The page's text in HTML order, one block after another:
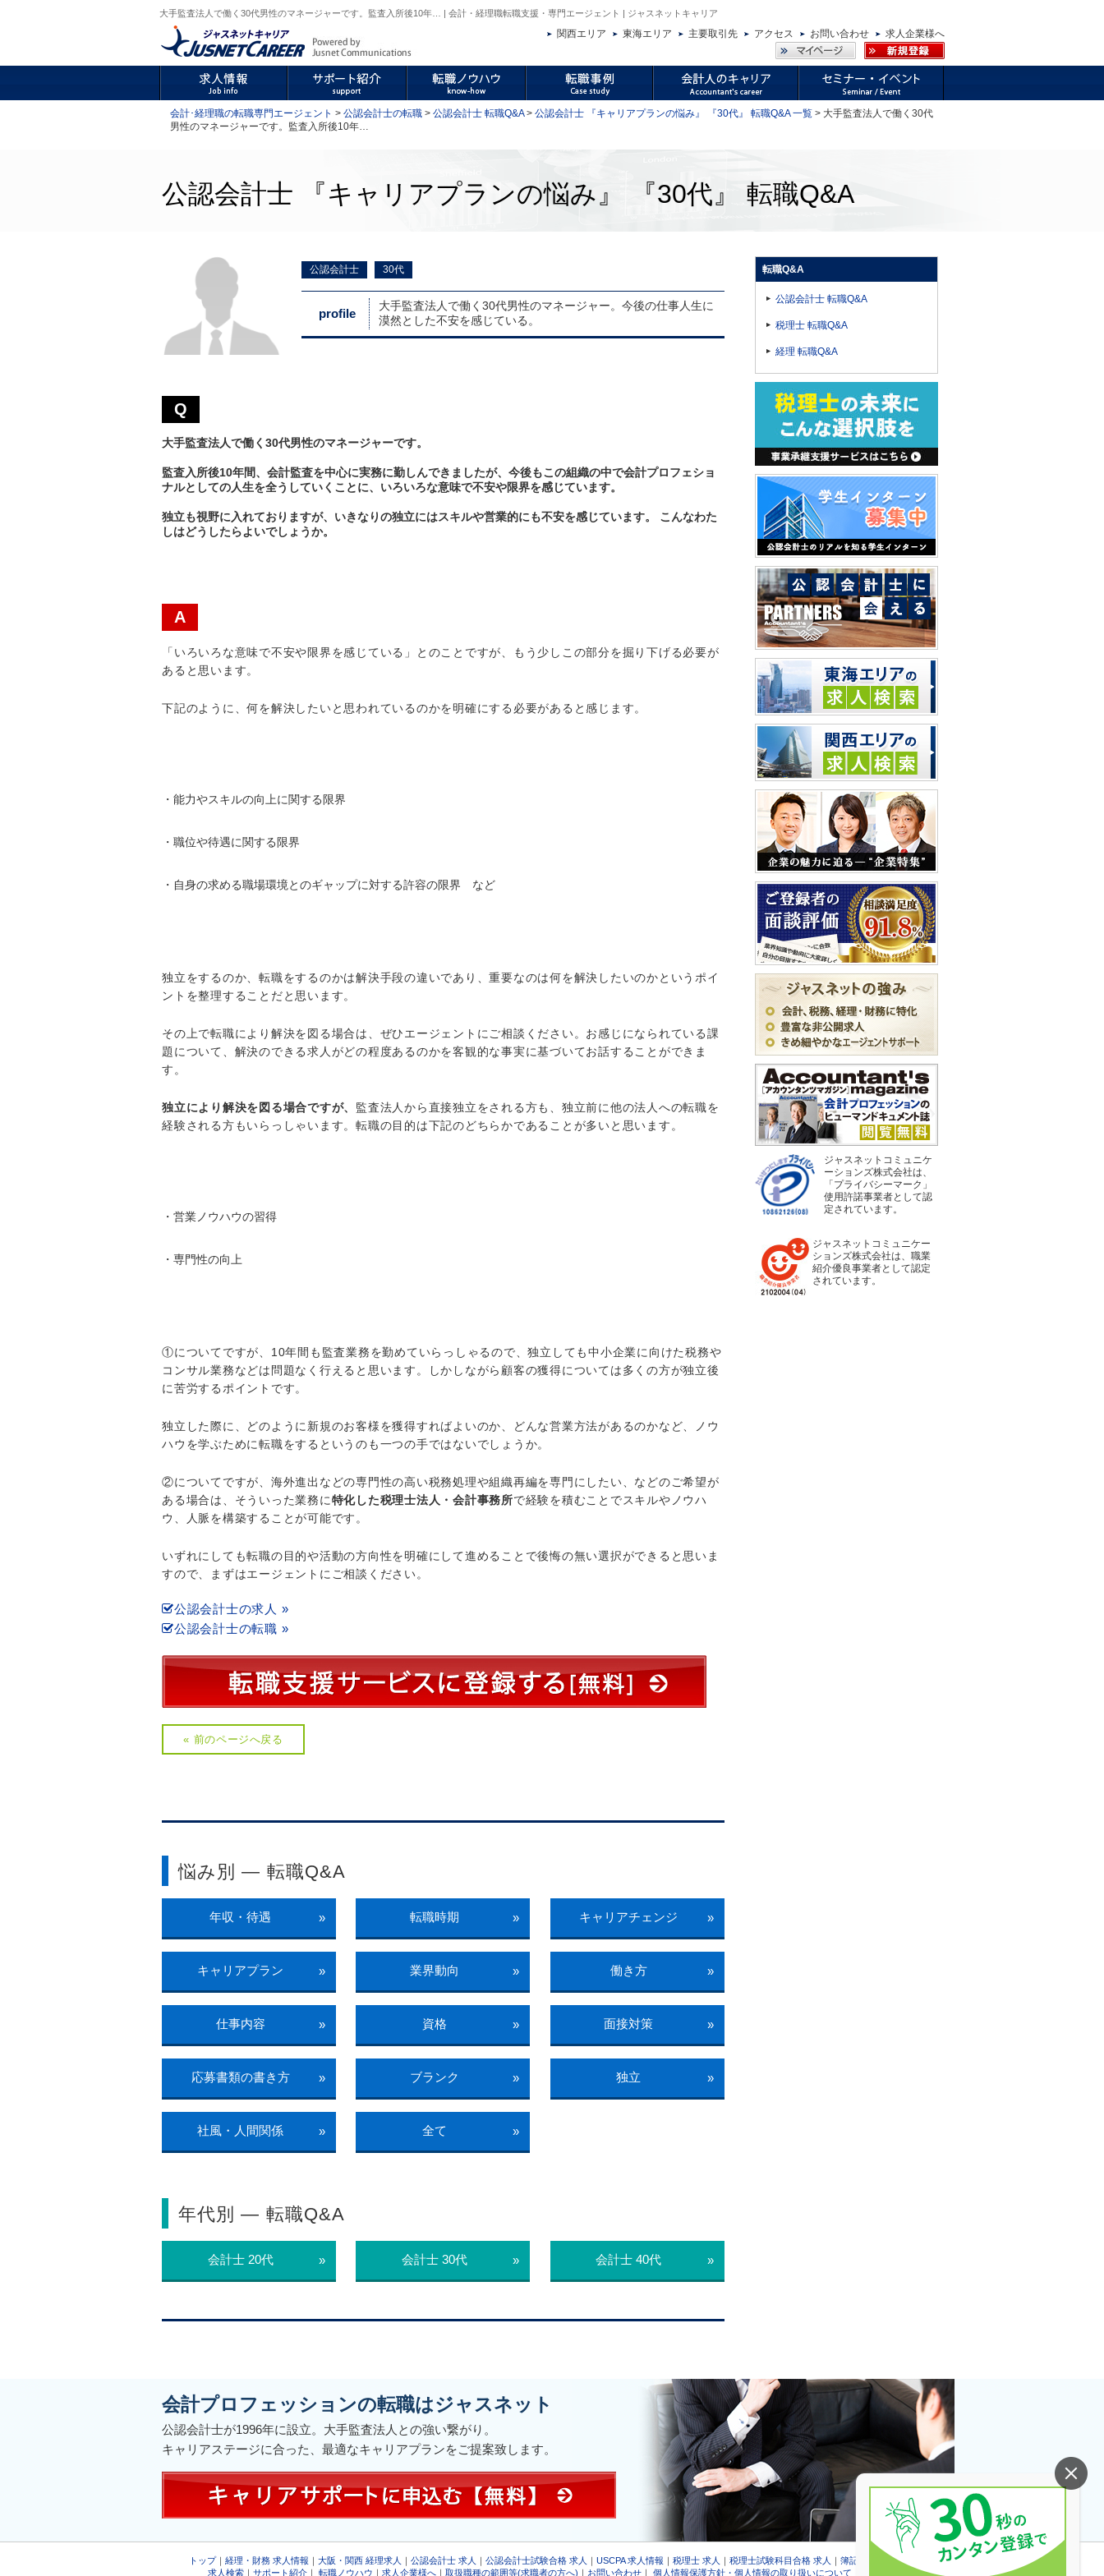
大手監査法人で働く30代男性のマネージャーです。監査入所後10年… | 会計・経理職転職支援・専門エージェント | ジャスネットキャリア
求人企業様へ
お問い合わせ
アクセス
主要取引先
東海エリア
関西エリア
会計･経理職の転職専門エージェント > 公認会計士の転職 > 公認会計士 転職Q&A> 公認会計士 『キャリアプランの悩み』 『30代』 転職Q&A 一覧 > 大手監査法人で働く30代
男性のマネージャーです。監査入所後10年…
公認会計士 『キャリアプランの悩み』 『30代』 転職Q&A
公認会計士 30代
profile
大手監査法人で働く30代男性のマネージャー。今後の仕事人生に
漠然とした不安を感じている。
Q
大手監査法人で働く30代男性のマネージャーです。
監査入所後10年間、会計監査を中心に実務に勤しんできましたが、今後もこの組織の中で会計プロフェショ
ナルとしての人生を全うしていくことに、いろいろな意味で不安や限界を感じています。
独立も視野に入れておりますが、いきなりの独立にはスキルや営業的にも不安を感じています。 こんなわた
しはどうしたらよいでしょうか。
A
「いろいろな意味で不安や限界を感じている」とのことですが、もう少しこの部分を掘り下げる必要が
あると思います。
下記のように、何を解決したいと思われているのかを明確にする必要があると感じます。
・能力やスキルの向上に関する限界
・職位や待遇に関する限界
・自身の求める職場環境とのギャップに対する許容の限界 など
独立をするのか、転職をするのかは解決手段の違いであり、重要なのは何を解決したいのかというポイ
ントを整理することだと思います。
その上で転職により解決を図る場合は、ぜひエージェントにご相談ください。お感じになられている課
題について、解決のできる求人がどの程度あるのかを客観的な事実に基づいてお話することができま
す。
独立により解決を図る場合ですが、 監査法人から直接独立をされる方も、独立前に他の法人への転職を
経験される方もいらっしゃいます。転職の目的は下記のどちらかであることが多いと思います。
・営業ノウハウの習得
・専門性の向上
①についてですが、10年間も監査業務を勤めていらっしゃるので、独立しても中小企業に向けた税務や
コンサル業務などは問題なく行えると思います。しかしながら顧客の獲得については多くの方が独立後
に苦労するポイントです。
独立した際に、どのように新規のお客様を獲得すればよいのか、どんな営業方法があるのかなど、ノウ
ハウを学ぶために転職をするというのも一つの手ではないでしょうか。
②についてですが、海外進出などの専門性の高い税務処理や組織再編を専門にしたい、などのご希望が
ある場合は、そういった業務に特化した税理士法人・会計事務所で経験を積むことでスキルやノウハ
ウ、人脈を構築することが可能です。
いずれにしても転職の目的や活動の方向性を明確にして進めることで後悔の無い選択ができると思いま
すので、まずはエージェントにご相談ください。
公認会計士の求人 »
公認会計士の転職 »
« 前のページへ戻る
悩み別 ― 転職Q&A
年収・待遇 » 転職時期 » キャリアチェンジ »
キャリアプラン » 業界動向 » 働き方 »
仕事内容 » 資格 » 面接対策 »
応募書類の書き方 » ブランク » 独立 »
社風・人間関係 » 全て »
年代別 ― 転職Q&A
会計士 20代 » 会計士 30代 » 会計士 40代 »
転職Q&A
公認会計士 転職Q&A
税理士 転職Q&A
経理 転職Q&A
ジャスネットコミュニケ
ーションズ株式会社は、
「プライバシーマーク」
使用許諾事業者として認
定されています。
ジャスネットコミュニケー
ションズ株式会社は、職業
紹介優良事業者として認定
されています。
会計プロフェッションの転職はジャスネット
公認会計士が1996年に設立。大手監査法人との強い繋がり。
キャリアステージに合った、最適なキャリアプランをご提案致します。
トップ｜ 経理・財務 求人情報 ｜ 大阪・関西 経理求人 ｜ 公認会計士 求人 ｜ 公認会計士試験合格 求人 ｜ USCPA 求人情報 ｜ 税理士 求人 ｜ 税理士試験科目合格 求人 ｜ 簿記検定合格 求人
求人検索｜ サポート紹介｜ 転職ノウハウ ｜ 求人企業様へ｜ 取扱職種の範囲等(求職者の方へ) ｜ お問い合わせ｜ 個人情報保護方針・個人情報の取り扱いについて